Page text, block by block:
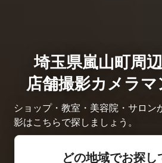
埼玉県嵐山町周
店舗撮影カメラ
ショップ・教室・美容院・サロン
影はこちらで探しましょう。
どの地域でお探し